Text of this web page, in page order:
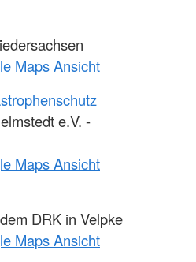
Maps Ansicht
e.V. -
Maps Ansicht
DRK in Velpke
Maps Ansicht